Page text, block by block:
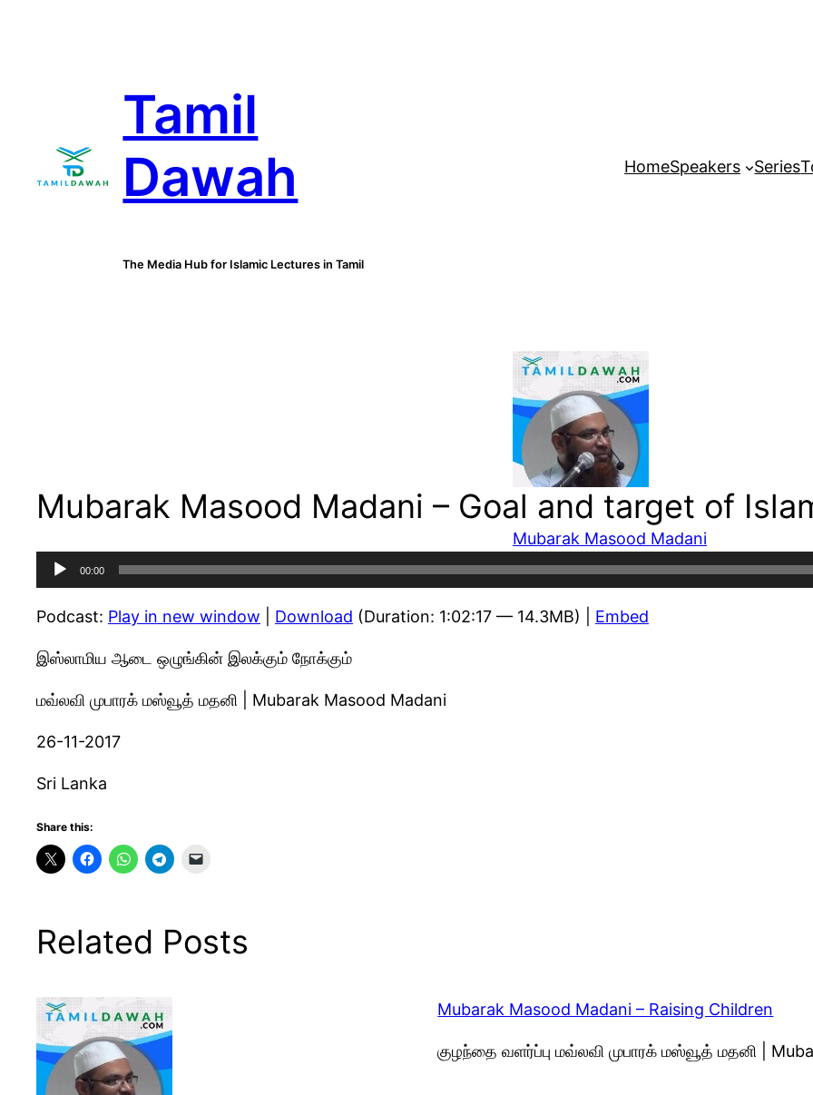
Tamil
Dawah
The Media Hub for Islamic Lectures in Tamil
HomeSpeakers Series
Mubarak Masood Madani – Goal and target of
Mubarak Masood Madani
Audio
Player
00:00
Podcast: Play in new window Download (Duration: 1:02:17 — 14.3MB) | Embed
இஸ்லாமிய ஆடை ஒழுங்கின் இலக்கும் நோக்கும்
மவ்லவி முபாரக் மஸ்வூத் மதனி | Mubarak Masood Madani
26-11-2017
Sri Lanka
Share this:
Related Posts
Mubarak Masood Madani – Raising Children
குழந்தை வளர்ப்பு மவ்லவி முபாரக் மஸ்வூத் மதனி |